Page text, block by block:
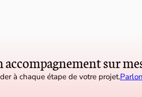
accompagnement sur
à chaque étape de votre projet.